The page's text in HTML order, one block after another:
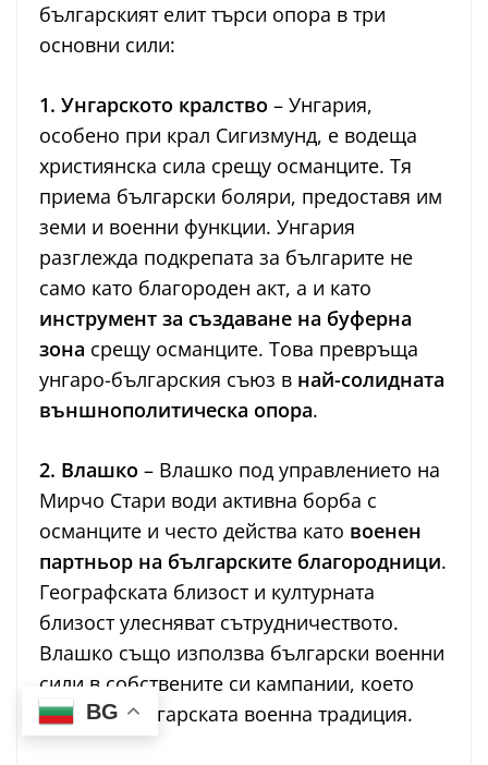
българският елит търси опора в три
основни сили:
1. Унгарското кралство – Унгария,
особено при крал Сигизмунд, е водеща
християнска сила срещу османците. Тя
приема български боляри, предоставя им
земи и военни функции. Унгария
разглежда подкрепата за българите не
само като благороден акт, а и като
инструмент за създаване на буферна
зона срещу османците. Това превръща
унгаро-българския съюз в най-солидната
външнополитическа опора.
2. Влашко – Влашко под управлението на
Мирчо Стари води активна борба с
османците и често действа като военен
партньор на българските благородници.
Географската близост и културната
близост улесняват сътрудничеството.
Влашко също използва български военни
сили в собствените си кампании, което
укрепва българската военна традиция.
BG